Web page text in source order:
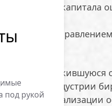
под рукой
отток капитала
под
тест для индустрии
цена реализации